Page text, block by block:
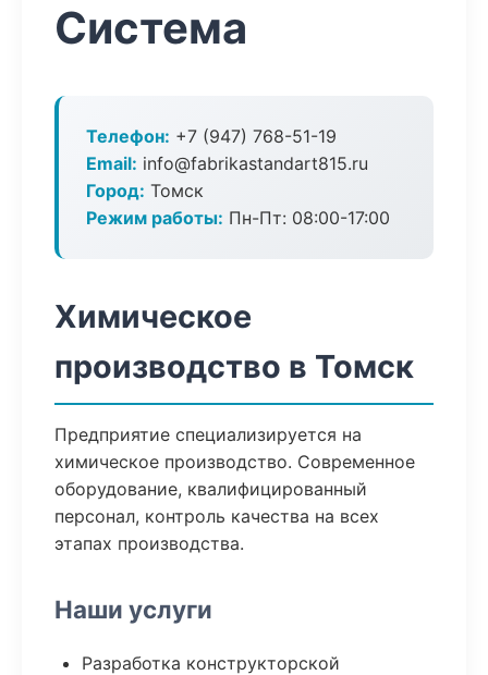
Система
Телефон: +7 (947) 768-51-19
Email: info@fabrikastandart815.ru
Город: Томск
Режим работы: Пн-Пт: 08:00-17:00
Химическое
производство в Томск
Предприятие специализируется на
химическое производство. Современное
оборудование, квалифицированный
персонал, контроль качества на всех
этапах производства.
Наши услуги
Разработка конструкторской